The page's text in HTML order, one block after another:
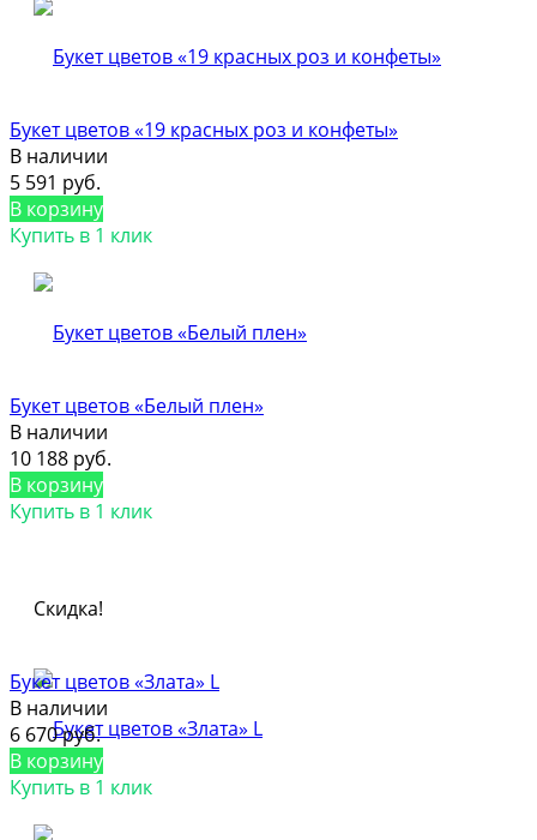
Букет цветов «19 красных роз и конфеты»
В наличии
5 591 руб.
В корзину
Купить в 1 клик
Букет цветов «Белый плен»
В наличии
10 188 руб.
В корзину
Купить в 1 клик
Скидка!
Букет цветов «Злата» L
В наличии
6 670 руб.
В корзину
Купить в 1 клик